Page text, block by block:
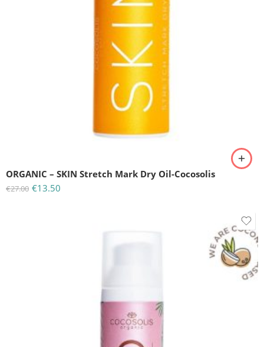
ORGANIC – SKIN Stretch Mark Dry Oil-Cocosolis
€27.00 €13.50